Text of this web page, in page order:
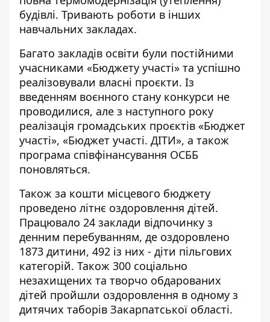
будівлі. Тривають роботи в інших
навчальних закладах.
Багато закладів освіти були постійними
учасниками «Бюджету участі» та успішно
реалізовували власні проєкти. Із
введенням воєнного стану конкурси не
проводилися, але з наступного року
реалізація громадських проєктів «Бюджет
участі», «Бюджет участі. ДІТИ», а також
програма співфінансування ОСББ
поновляться.
Також за кошти місцевого бюджету
проведено літнє оздоровлення дітей.
Працювало 24 заклади відпочинку з
денним перебуванням, де оздоровлено
1873 дитини, 492 із них - діти пільгових
категорій. Також 300 соціально
незахищених та творчо обдарованих
дітей пройшли оздоровлення в одному з
дитячих таборів Закарпатської області.